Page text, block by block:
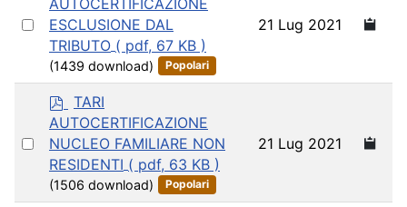
Select
item
f
AUTOCERTIFICAZIONE
ESCLUSIONE DAL
TRIBUTO ( pdf, 67 KB )
(1439 download) Popolari
21 Lug 2021
Select
item
p
d
f
TARI
AUTOCERTIFICAZIONE
NUCLEO FAMILIARE NON
RESIDENTI ( pdf, 63 KB )
(1506 download) Popolari
21 Lug 2021